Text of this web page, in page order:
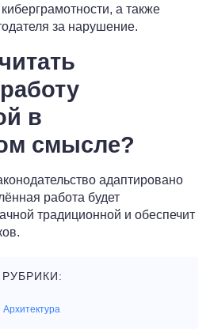
а также
за нарушение.
в
смысле?
адаптировано
работа будет
традиционной и обеспечит
РУБРИКИ:
Архитектура